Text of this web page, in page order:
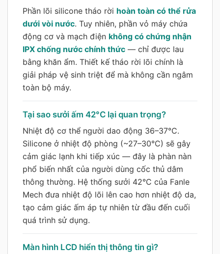
Phần lõi silicone tháo rời hoàn toàn có thể rửa
dưới vòi nước. Tuy nhiên, phần vỏ máy chứa
động cơ và mạch điện không có chứng nhận
IPX chống nước chính thức — chỉ được lau
bằng khăn ẩm. Thiết kế tháo rời lõi chính là
giải pháp vệ sinh triệt để mà không cần ngâm
toàn bộ máy.
Tại sao sưởi ấm 42°C lại quan trọng?
Nhiệt độ cơ thể người dao động 36–37°C.
Silicone ở nhiệt độ phòng (~27–30°C) sẽ gây
cảm giác lạnh khi tiếp xúc — đây là phàn nàn
phổ biến nhất của người dùng cốc thủ dâm
thông thường. Hệ thống sưởi 42°C của Fanle
Mech đưa nhiệt độ lõi lên cao hơn nhiệt độ da,
tạo cảm giác ấm áp tự nhiên từ đầu đến cuối
quá trình sử dụng.
Màn hình LCD hiển thị thông tin gì?